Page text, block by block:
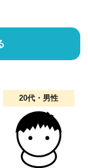
20代・男性